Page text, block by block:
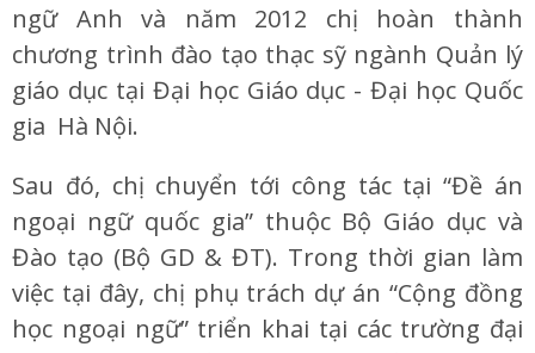
ngữ Anh và năm 2012 chị hoàn thành
chương trình đào tạo thạc sỹ ngành Quản lý
giáo dục tại Đại học Giáo dục - Đại học Quốc
gia Hà Nội.
Sau đó, chị chuyển tới công tác tại “Đề án
ngoại ngữ quốc gia” thuộc Bộ Giáo dục và
Đào tạo (Bộ GD & ĐT). Trong thời gian làm
việc tại đây, chị phụ trách dự án “Cộng đồng
học ngoại ngữ” triển khai tại các trường đại